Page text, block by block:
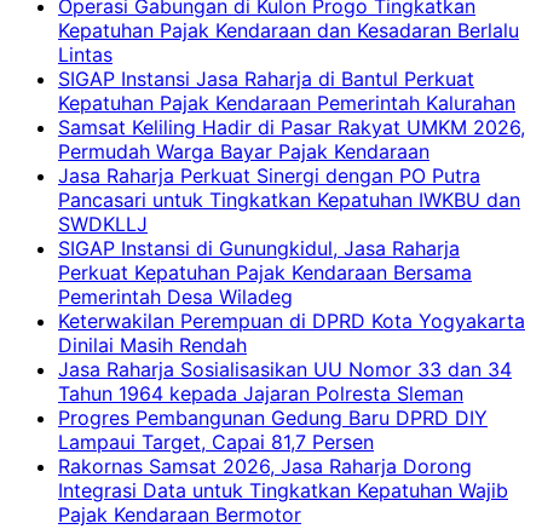
Operasi Gabungan di Kulon Progo Tingkatkan
Kepatuhan Pajak Kendaraan dan Kesadaran Berlalu
Lintas
SIGAP Instansi Jasa Raharja di Bantul Perkuat
Kepatuhan Pajak Kendaraan Pemerintah Kalurahan
Samsat Keliling Hadir di Pasar Rakyat UMKM 2026,
Permudah Warga Bayar Pajak Kendaraan
Jasa Raharja Perkuat Sinergi dengan PO Putra
Pancasari untuk Tingkatkan Kepatuhan IWKBU dan
SWDKLLJ
SIGAP Instansi di Gunungkidul, Jasa Raharja
Perkuat Kepatuhan Pajak Kendaraan Bersama
Pemerintah Desa Wiladeg
Keterwakilan Perempuan di DPRD Kota Yogyakarta
Dinilai Masih Rendah
Jasa Raharja Sosialisasikan UU Nomor 33 dan 34
Tahun 1964 kepada Jajaran Polresta Sleman
Progres Pembangunan Gedung Baru DPRD DIY
Lampaui Target, Capai 81,7 Persen
Rakornas Samsat 2026, Jasa Raharja Dorong
Integrasi Data untuk Tingkatkan Kepatuhan Wajib
Pajak Kendaraan Bermotor